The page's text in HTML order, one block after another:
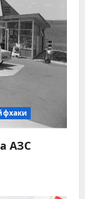
АЗС